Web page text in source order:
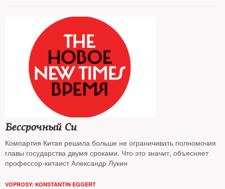
Бессрочный Си
Компартия Китая решила больше не ограничивать полномочия
главы государства двумя сроками. Что это значит, объясняет
профессор-китаист Александр Лукин
VOPROSY: KONSTANTIN EGGERT